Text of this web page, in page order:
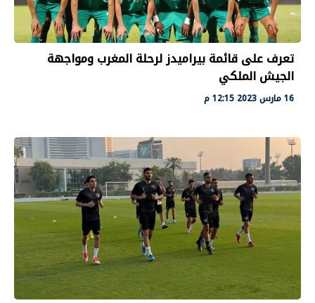
تعرف على قائمة بيراميدز لرحلة المغرب ومواجهة
الجيش الملكي
16 مارس 2023 12:15 م